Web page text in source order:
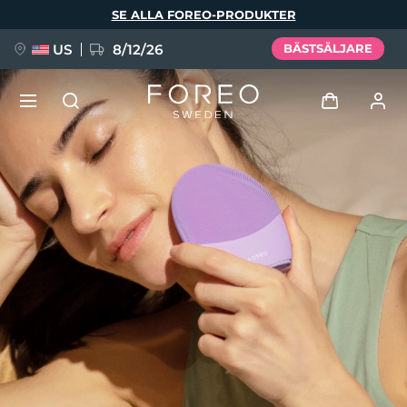
SE ALLA FOREO-PRODUKTER
US 8/12/26 BÄSTSÄLJARE
Användarprofil
Mina enheter
Mina beställningar
Mina adresser
Mina prenumerationer
NYHET
FAQ™ Pure Beauty-Tech Elixir
BREAKING NEWS
issa™ Teeth Whitening Set
Språk
English Deutsch
Español
Français
Italiano
Português
Svenska
Русский
Türkçe
简体中文 繁體中文